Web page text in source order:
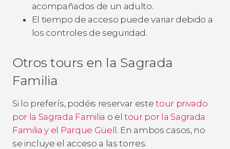
acompañados de un adulto.
El tiempo de acceso puede variar debido a
los controles de seguridad.
Otros tours en la Sagrada
Familia
Si lo preferís, podéis reservar estetour privado
por la Sagrada Familia o eltour por la Sagrada
Familia y el Parque Güell. En ambos casos, no
se incluye el acceso a las torres.